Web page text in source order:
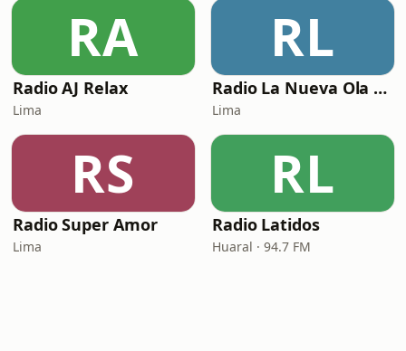
RA
Radio AJ Relax
Lima
RL
Radio La Nueva Ola Inolvidable
Lima
RS
Radio Super Amor
Lima
RL
Radio Latidos
Huaral · 94.7 FM